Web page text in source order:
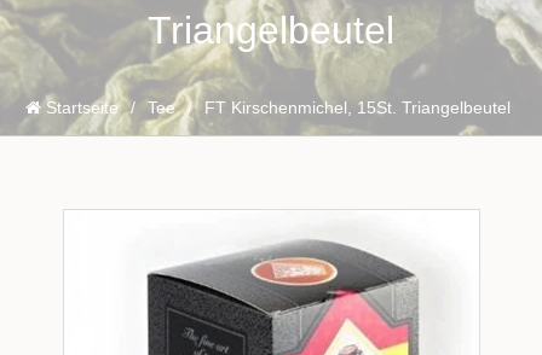
Triangelbeutel
Startseite / Tee / FT Kirschenmichel, 15St. Triangelbeutel